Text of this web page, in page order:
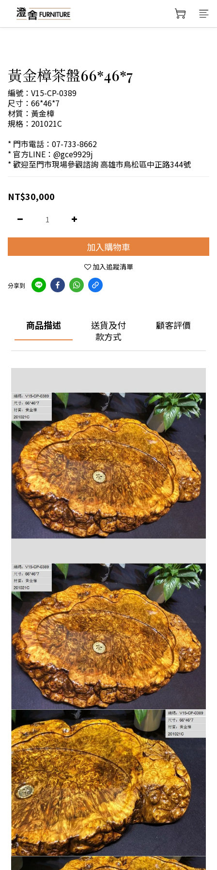
黃金樟茶盤66*46*7
編號：V15-CP-0389
尺寸：66*46*7
材質：黃金樟
規格：201021C
* 門市電話：07-733-8662
* 官方LINE：@gce9929j
* 歡迎至門市現場參觀諮詢 高雄市鳥松區中正路344號
NT$30,000
加入購物車
加入追蹤清單
分享到
商品描述
送貨及付
款方式
顧客評價